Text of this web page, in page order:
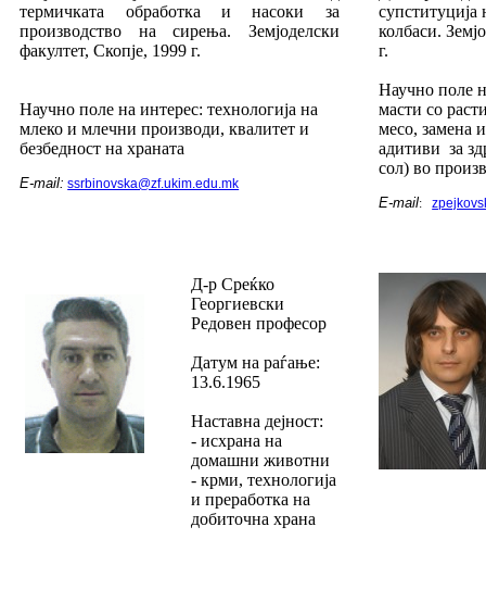
термичката обработка и насоки за
производство на сирења. Земјоделски
факултет, Скопје, 1999 г.
Научно поле на интерес: технологија на
млеко и млечни производи, квалитет и
безбедност на храната
E-mail: ssrbinovska@zf.ukim.edu.mk
колбаси.
г.
Научно поле
масти со
месо, замена
адитиви за
сол) во
E-mail:
Д-р Среќко
Георгиевски
Редовен професор
Датум на раѓање:
13.6.1965
Наставна дејност:
- исхрана на
домашни животни
- крми, технологија
и преработка на
добиточна храна